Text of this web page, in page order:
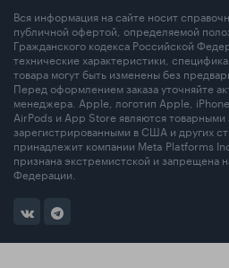
Вся информация на сайте носит
публичной офертой, определяемой
Гражданского кодекса Российской
технические характеристики,
товара могут быть изменены без
Перед оформлением заказа уточняйте
менеджера. Apple, логотип Apple,
AirPods и App Store являются товарными
зарегистрированными в США и других
принадлежит компании Meta Platforms
признана экстремистской и запрещена
Федерации.